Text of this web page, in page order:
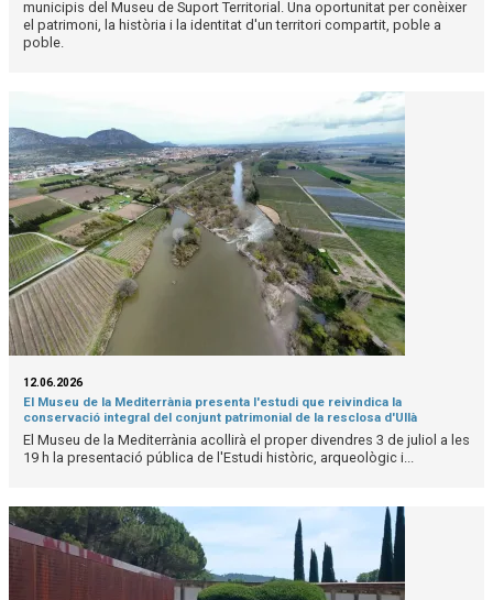
municipis del Museu de Suport Territorial. Una oportunitat per conèixer
el patrimoni, la història i la identitat d'un territori compartit, poble a
poble.
12.06.2026
El Museu de la Mediterrània presenta l'estudi que reivindica la
conservació integral del conjunt patrimonial de la resclosa d'Ullà
El Museu de la Mediterrània acollirà el proper divendres 3 de juliol a les
19 h la presentació pública de l'Estudi històric, arqueològic i...